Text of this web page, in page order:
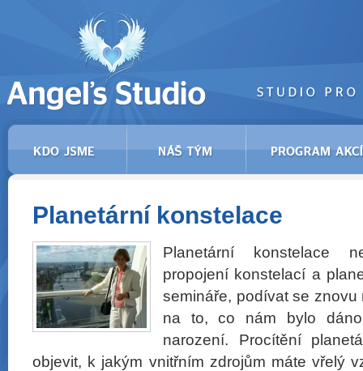
Planetární konstelace
Planetární konstelace
propojení konstelací a
semináře, podívat se
na to, co nám bylo
narození. Procítění
objevit, k jakým vnitřním zdrojům máte vřelý